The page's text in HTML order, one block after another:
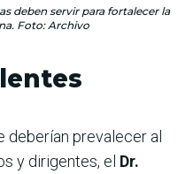
deben servir para fortalecer la
Foto: Archivo
prevalecer al
y dirigentes, el Dr.